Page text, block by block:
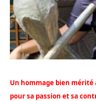
Un hommage bien
pour sa passion et sa